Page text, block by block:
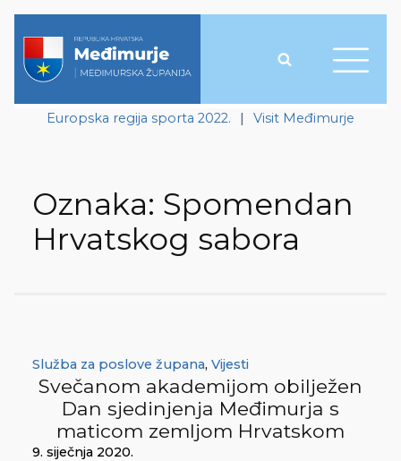
Europska regija sporta 2022. | Visit Međimurje
Oznaka: Spomendan
Hrvatskog sabora
Služba za poslove župana, Vijesti
Svečanom akademijom obilježen
Dan sjedinjenja Međimurja s
maticom zemljom Hrvatskom
9. siječnja 2020.